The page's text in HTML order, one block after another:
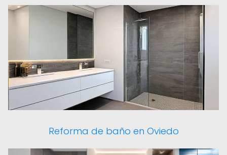
Reforma de baño en Oviedo